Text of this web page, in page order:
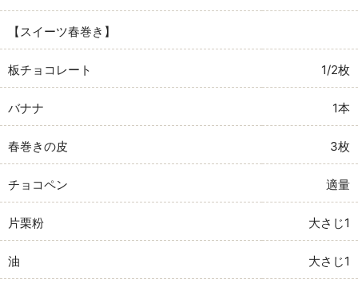
【スイーツ春巻き】
板チョコレート 1/2枚
バナナ 1本
春巻きの皮 3枚
チョコペン 適量
片栗粉 大さじ1
油 大さじ1